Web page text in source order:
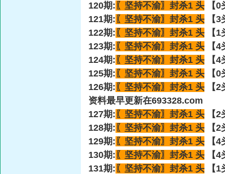
120期: 〖坚持不渝〗 封杀1 头 【0
121期: 〖坚持不渝〗 封杀1 头 【3
122期: 〖坚持不渝〗 封杀1 头 【1
123期: 〖坚持不渝〗 封杀1 头 【4
124期: 〖坚持不渝〗 封杀1 头 【4
125期: 〖坚持不渝〗 封杀1 头 【0
126期: 〖坚持不渝〗 封杀1 头 【2
资料最早更新在693328.com
127期: 〖坚持不渝〗 封杀1 头 【2
128期: 〖坚持不渝〗 封杀1 头 【2
129期: 〖坚持不渝〗 封杀1 头 【4
130期: 〖坚持不渝〗 封杀1 头 【4
131期: 〖坚持不渝〗 封杀1 头 【1